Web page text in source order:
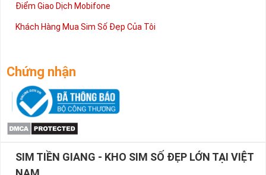
Điểm Giao Dịch Mobifone
Khách Hàng Mua Sim Số Đẹp Của Tôi
Chứng nhận
SIM TIỀN GIANG - KHO SIM SỐ ĐẸP LỚN TẠI VIỆT